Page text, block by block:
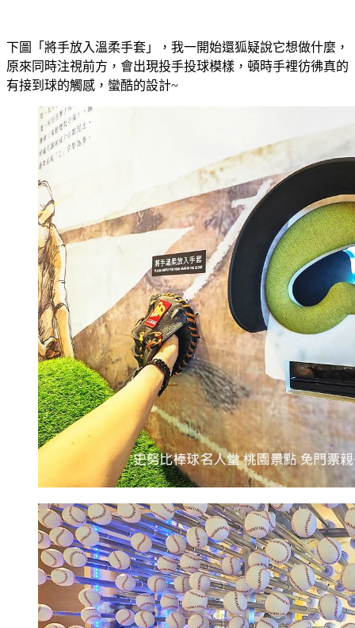
下圖「將手放入溫柔手套」，我一開始還狐疑說它想做什麼，
原來同時注視前方，會出現投手投球模樣，頓時手裡彷彿真的
有接到球的觸感，蠻酷的設計~